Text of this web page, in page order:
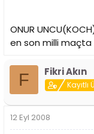
ONUR
en son milli maçta
F Fikri Akın
Kayıtlı
12 Eyl 2008